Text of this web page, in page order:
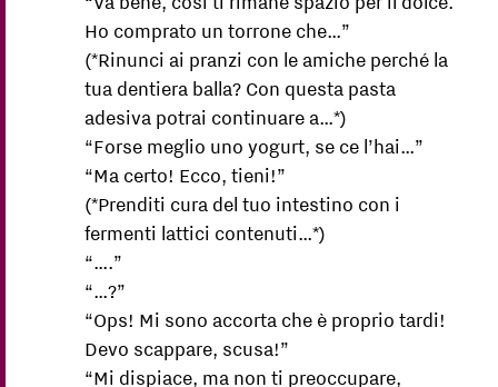
Ho comprato un torrone che…”
(*Rinunci ai pranzi con le amiche perché la
tua dentiera balla? Con questa pasta
adesiva potrai continuare a…*)
“Forse meglio uno yogurt, se ce l’hai…”
“Ma certo! Ecco, tieni!”
(*Prenditi cura del tuo intestino con i
fermenti lattici contenuti…*)
“….”
“…?”
“Ops! Mi sono accorta che è proprio tardi!
Devo scappare, scusa!”
“Mi dispiace, ma non ti preoccupare,